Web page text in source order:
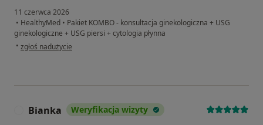
11 czerwca 2026
• HealthyMed • Pakiet KOMBO - konsultacja ginekologiczna + USG
ginekologiczne + USG piersi + cytologia płynna
• w opinii użytkownika Ola
zgłoś nadużycie
Bianka Weryfikacja wizyty